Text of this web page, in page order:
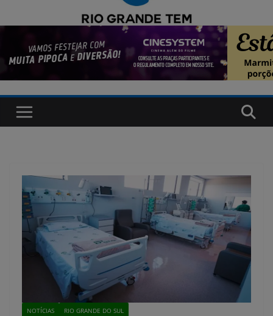
NOTÍCIAS RIO GRANDE DO SUL